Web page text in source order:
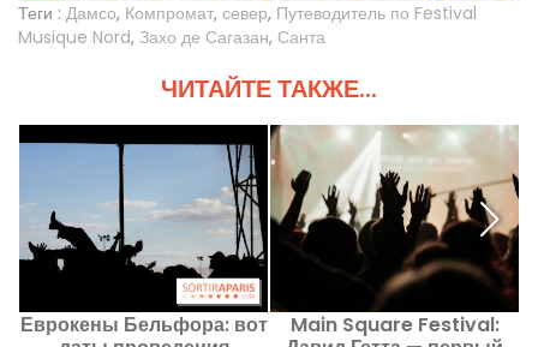
Теги : Дамсо, Компромат, север, Путеводитель по Festival
Musique Nord, Захо де Сагазан, Санта
ЧИТАЙТЕ ТАКЖЕ...
Еврокены Бельфора: вот
Main Square Festival: